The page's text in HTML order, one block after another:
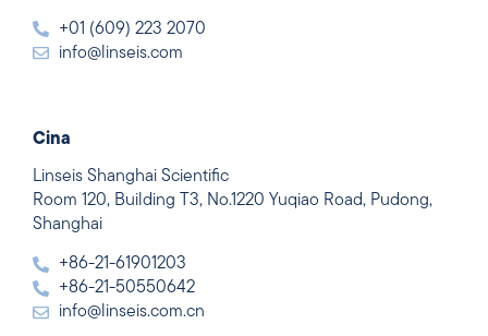
+01 (609) 223 2070
info@linseis.com
Cina
Linseis Shanghai Scientific
Room 120, Building T3, No.1220 Yuqiao Road, Pudong,
Shanghai
+86-21-61901203
+86-21-50550642
info@linseis.com.cn